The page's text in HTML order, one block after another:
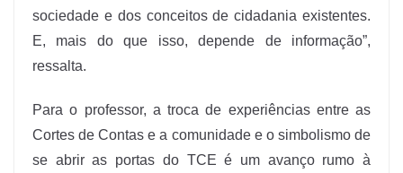
sociedade e dos conceitos de cidadania existentes.
E, mais do que isso, depende de informação”,
ressalta.
Para o professor, a troca de experiências entre as
Cortes de Contas e a comunidade e o simbolismo de
se abrir as portas do TCE é um avanço rumo à